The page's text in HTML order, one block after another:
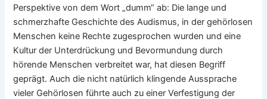
Perspektive von dem Wort „dumm“ ab: Die lange und
schmerzhafte Geschichte des Audismus, in der gehörlosen
Menschen keine Rechte zugesprochen wurden und eine
Kultur der Unterdrückung und Bevormundung durch
hörende Menschen verbreitet war, hat diesen Begriff
geprägt. Auch die nicht natürlich klingende Aussprache
vieler Gehörlosen führte auch zu einer Verfestigung der